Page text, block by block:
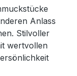
Anlass
Stilvoller
wertvollen